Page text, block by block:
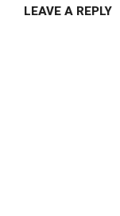
LEAVE A REPLY